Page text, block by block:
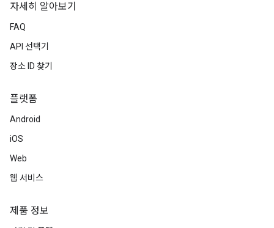
자세히 알아보기
FAQ
API 선택기
장소 ID 찾기
플랫폼
Android
iOS
Web
웹 서비스
제품 정보